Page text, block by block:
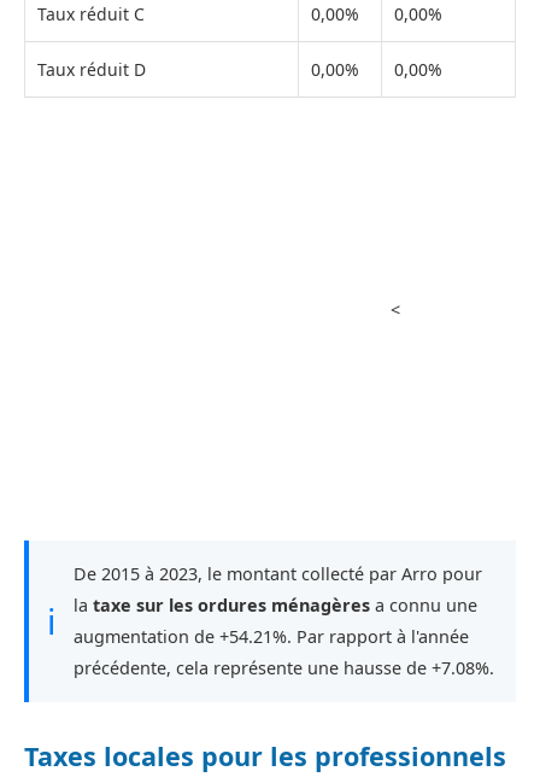
Taux réduit C 0,00% 0,00%
Taux réduit D 0,00% 0,00%
<
ℹ
De 2015 à 2023, le montant collecté par Arro pour
la taxe sur les ordures ménagères a connu une
augmentation de +54.21%. Par rapport à l'année
précédente, cela représente une hausse de +7.08%.
Taxes locales pour les professionnels